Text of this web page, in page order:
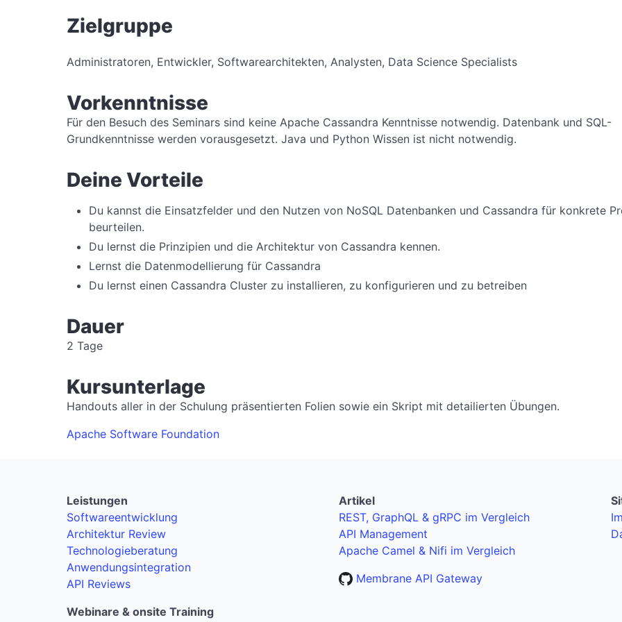
Zielgruppe
Administratoren, Entwickler, Softwarearchitekten, Analysten, Data Science Specialists
Vorkenntnisse
Für den Besuch des Seminars sind keine Apache Cassandra Kenntnisse notwendig. Datenbank und SQL-
Grundkenntnisse werden vorausgesetzt. Java und Python Wissen ist nicht notwendig.
Deine Vorteile
Du kannst die Einsatzfelder und den Nutzen von NoSQL Datenbanken und Cassandra für konkrete
beurteilen.
Du lernst die Prinzipien und die Architektur von Cassandra kennen.
Lernst die Datenmodellierung für Cassandra
Du lernst einen Cassandra Cluster zu installieren, zu konfigurieren und zu betreiben
Dauer
2 Tage
Kursunterlage
Handouts aller in der Schulung präsentierten Folien sowie ein Skript mit detailierten Übungen.
Apache Software Foundation
Leistungen
Softwareentwicklung
Architektur Review
Technologieberatung
Anwendungsintegration
API Reviews
Webinare & onsite Training
Artikel
REST, GraphQL & gRPC im Vergleich
API Management
Apache Camel & Nifi im Vergleich
Membrane API Gateway